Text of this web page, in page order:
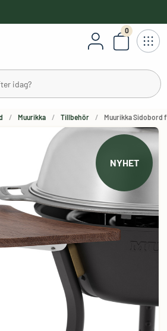
0
Antal
Muurikka Tillbehör Muurikka Sidobord
NYHET